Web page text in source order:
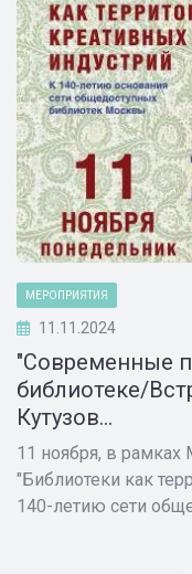
МЕРОПРИЯТИЯ
11.11.2024
"Современные
библиотеке/
Кутузов...
11 ноября, в рамках
"Библиотеки как
140-летию сети